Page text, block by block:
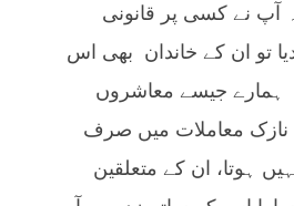
آپ نے کسی پر قانونی
تو ان کے خاندان بھی اس
جیسے معاشروں
معاملات میں صرف
ہوتا، ان کے متعلقین